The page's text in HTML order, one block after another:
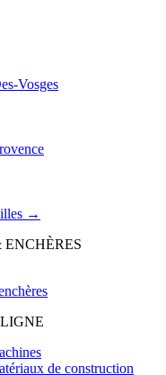
Vosges
→
de construction